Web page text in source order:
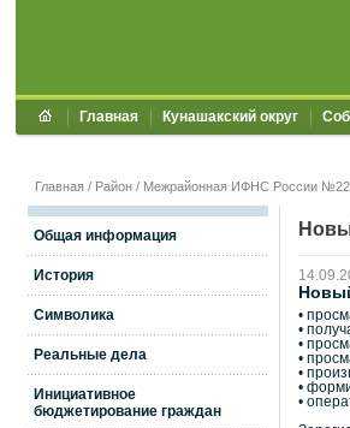
Главная Кунашакский округ
Главная / Район / Межрайонная ИФНС России №22
Общая информация
История
Символика
Реальные дела
Инициативное
бюджетирование граждан
•
•
•
•
•
•
•